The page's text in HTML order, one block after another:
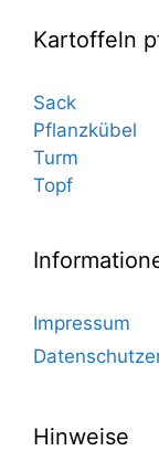
Kartoffeln
Sack
Pflanzkübel
Turm
Topf
Impressum
Hinweise